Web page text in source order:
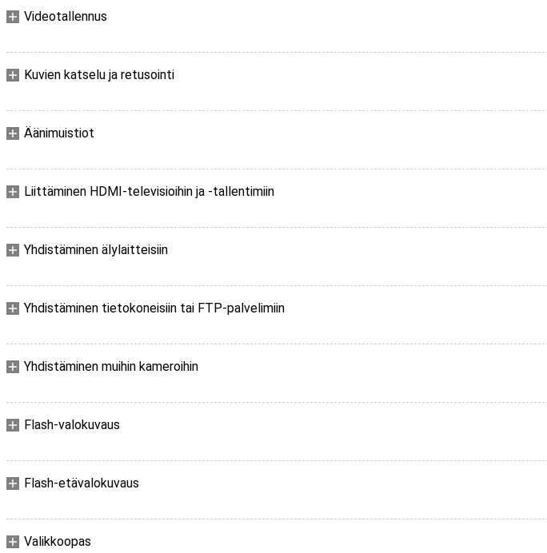
Videotallennus
Kuvien katselu ja retusointi
Äänimuistiot
Liittäminen HDMI-televisioihin ja -tallentimiin
Yhdistäminen älylaitteisiin
Yhdistäminen tietokoneisiin tai FTP-palvelimiin
Yhdistäminen muihin kameroihin
Flash-valokuvaus
Flash-etävalokuvaus
Valikkoopas